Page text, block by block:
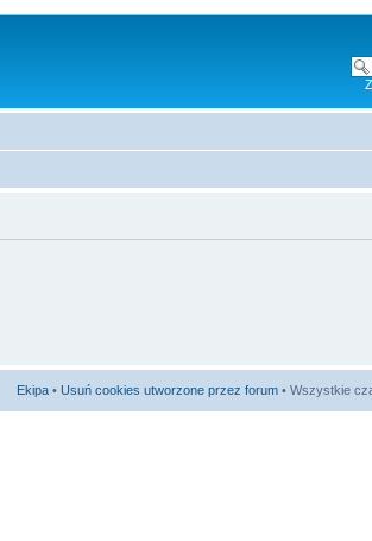
Ekipa • Usuń cookies utworzone przez forum • Wszystkie